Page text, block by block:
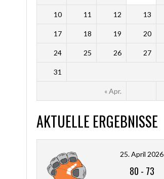
« Apr.
10 11 12 13
17 18 19 20
24 25 26 27
31
AKTUELLE ERGEBNISSE
25. April 2026
80 - 73